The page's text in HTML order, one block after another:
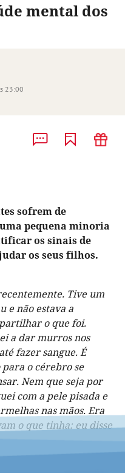
mental dos
23:00
sofrem de
pequena minoria
os sinais de
os seus filhos.
Tive um
e não estava a
o que foi.
a dar murros nos
fazer sangue. É
o cérebro se
Nem que seja por
com a pele pisada e
nas mãos. Era
o que tinha: eu disse